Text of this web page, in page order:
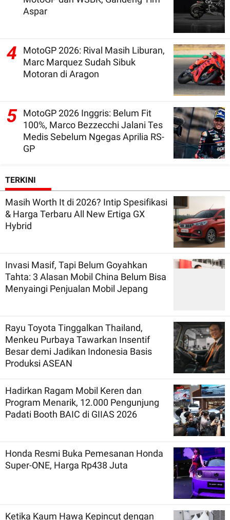
Aspar
4
MotoGP 2026: Rival Masih Liburan,
Marc Marquez Sudah Sibuk
Motoran di Aragon
5 MotoGP 2026 Inggris: Belum Fit
100%, Marco Bezzecchi Jalani Tes
Medis Sebelum Ngegas Aprilia RS-
GP
TERKINI
Masih Worth It di 2026? Intip Spesifikasi
& Harga Terbaru All New Ertiga GX
Hybrid
Invasi Masif, Tapi Belum Goyahkan
Tahta: 3 Alasan Mobil China Belum Bisa
Menyaingi Penjualan Mobil Jepang
Rayu Toyota Tinggalkan Thailand,
Menkeu Purbaya Tawarkan Insentif
Besar demi Jadikan Indonesia Basis
Produksi ASEAN
Hadirkan Ragam Mobil Keren dan
Program Menarik, 12.000 Pengunjung
Padati Booth BAIC di GIIAS 2026
Honda Resmi Buka Pemesanan Honda
Super-ONE, Harga Rp438 Juta
Ketika Kaum Hawa Kepincut dengan